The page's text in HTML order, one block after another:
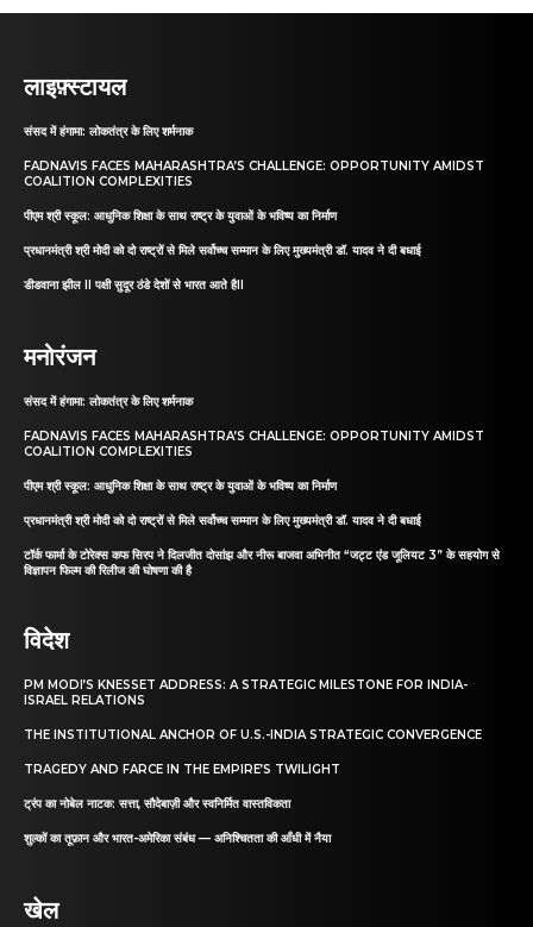
लाइफ़्स्टायल
संसद में हंगामा: लोकतंत्र के लिए शर्मनाक
FADNAVIS FACES MAHARASHTRA’S CHALLENGE: OPPORTUNITY AMIDST
COALITION COMPLEXITIES
पीएम श्री स्कूल: आधुनिक शिक्षा के साथ राष्ट्र के युवाओं के भविष्य का निर्माण
प्रधानमंत्री श्री मोदी को दो राष्ट्रों से मिले सर्वोच्च सम्मान के लिए मुख्यमंत्री डॉ. यादव ने दी बधाई
डीडवाना झील II पक्षी सुदूर ठंडे देशों से भारत आते हैII
मनोरंजन
संसद में हंगामा: लोकतंत्र के लिए शर्मनाक
FADNAVIS FACES MAHARASHTRA’S CHALLENGE: OPPORTUNITY AMIDST
COALITION COMPLEXITIES
पीएम श्री स्कूल: आधुनिक शिक्षा के साथ राष्ट्र के युवाओं के भविष्य का निर्माण
प्रधानमंत्री श्री मोदी को दो राष्ट्रों से मिले सर्वोच्च सम्मान के लिए मुख्यमंत्री डॉ. यादव ने दी बधाई
टॉर्क फार्मा के टोरेक्स कफ सिरप ने दिलजीत दोसांझ और नीरू बाजवा अभिनीत “जट्ट एंड जूलियट 3” के सहयोग से
विज्ञापन फिल्म की रिलीज की घोषणा की है
विदेश
PM MODI’S KNESSET ADDRESS: A STRATEGIC MILESTONE FOR INDIA-
ISRAEL RELATIONS
THE INSTITUTIONAL ANCHOR OF U.S.-INDIA STRATEGIC CONVERGENCE
TRAGEDY AND FARCE IN THE EMPIRE’S TWILIGHT
ट्रंप का नोबेल नाटक: सत्ता, सौदेबाज़ी और स्वनिर्मित वास्तविकता
शुल्कों का तूफ़ान और भारत-अमेरिका संबंध — अनिश्चितता की आँधी में नैया
खेल